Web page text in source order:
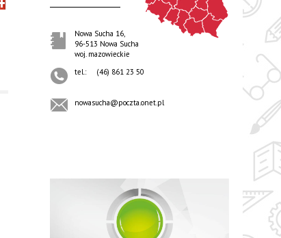
Nowa Sucha 16,
96-513 Nowa Sucha
woj. mazowieckie
tel.:
(46) 861 23 50
nowasucha@poczta.onet.pl